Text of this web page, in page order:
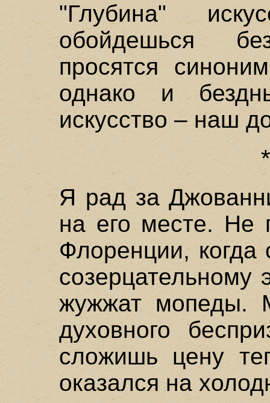
"Глубина"
обойдешься
просятся
однако и
искусство – наш
Я рад за
на его месте. Не
Флоренции, когда
созерцательному
жужжат мопеды.
духовного
сложишь цену
оказался на